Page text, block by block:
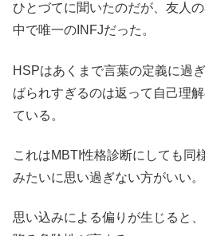
ひとづてに聞いたのだが、友人
中で唯一のINFJだった。
HSPはあくまで言葉の定義に過
ばられすぎるのは返って自己理
ている。
これはMBTI性格診断にしても同
みたいに思い過ぎない方がいい。
思い込みによる偏りが生じると